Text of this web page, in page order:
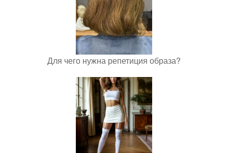
Для чего нужна репетиция образа?